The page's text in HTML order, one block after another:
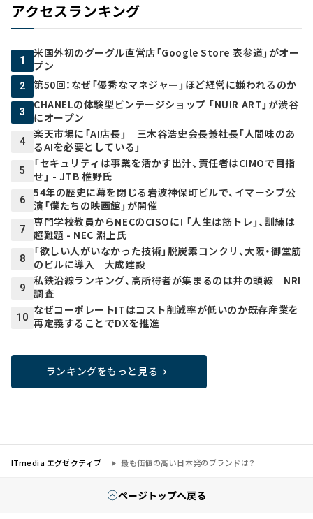
アクセスランキング
1
米国外初のグーグル直営店「Google Store 表参道」がオー
プン
2 第50回：なぜ「優秀なマネジャー」ほど経営に嫌われるのか
3
CHANELの体験型ビンテージショップ 「NUIR ART」が渋谷
にオープン
4
楽天市場に「AI店長」 三木谷浩史会長兼社長「人間味のあ
るAIを必要としている」
5
「セキュリティは事業を活かす出汁、責任者はCIMOで目指
せ」 - JTB 椎野氏
6
54年の歴史に幕を閉じる岩波神保町ビルで、イマーシブ公
演「僕たちの映画館」が開催
7
専門学校教員からNECのCISOに! 「人生は筋トレ」、訓練は
超難題 - NEC 淵上氏
8
「欲しい人がいなかった技術」脱炭素コンクリ、大阪・御堂筋
のビルに導入 大成建設
9
私鉄沿線ランキング、高所得者が集まるのは井の頭線 NRI
調査
10
なぜコーポレートITはコスト削減率が低いのか――既存産業を
再定義することでDXを推進
ランキングをもっと見る
ITmedia エグゼクティブ 最も価値の高い日本発のブランドは？
ページトップへ戻る